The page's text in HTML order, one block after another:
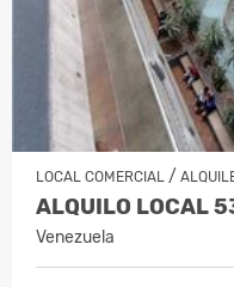
LOCAL COMERCIAL /
ALQUILO LOCAL
Venezuela